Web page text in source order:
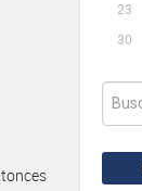
23
30